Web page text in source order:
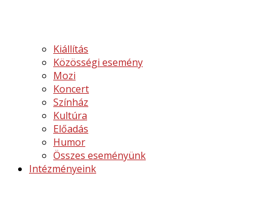
Kiállítás
Közösségi esemény
Mozi
Koncert
Színház
Kultúra
Előadás
Humor
Összes eseményünk
Intézményeink